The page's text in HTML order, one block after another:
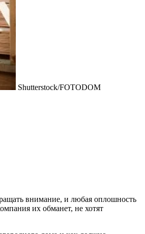
Shutterstock/FOTODOM
внимание, и любая оплошность
их обманет, не хотят